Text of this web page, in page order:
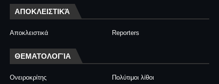
ΑΠΟΚΛΕΙΣΤΙΚΆ
Αποκλειστικά Reporters
ΘΕΜΑΤΟΛΟΓΊΑ
Ονειροκρίτης
Πολύτιμοι λίθοι